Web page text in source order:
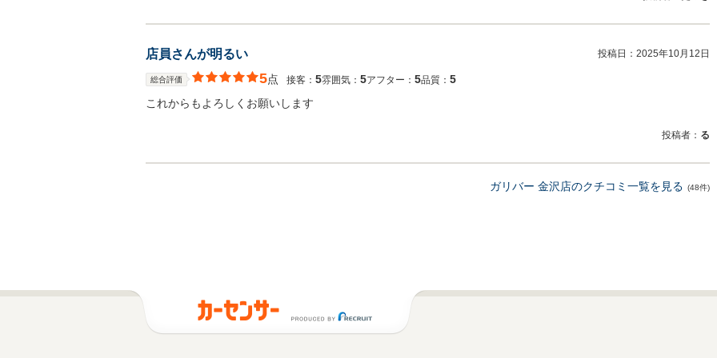
店員さんが明るい 投稿日： 2025年10月12日
総合評価 5点 接客： 5雰囲気： 5アフター： 5品質： 5
これからもよろしくお願いします
投稿者： る
ガリバー 金沢店のクチコミ一覧を見る (48件)